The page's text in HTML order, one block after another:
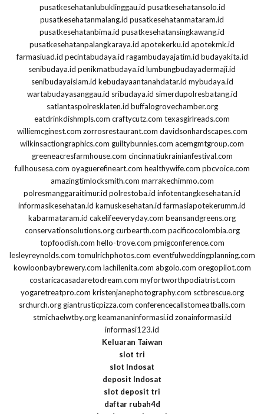
pusatkesehatanlubuklinggau.id pusatkesehatansolo.id
pusatkesehatanmalang.id pusatkesehatanmataram.id
pusatkesehatanbima.id pusatkesehatansingkawang.id
pusatkesehatanpalangkaraya.id apotekerku.id apotekmk.id
farmasiuad.id pecintabudaya.id ragambudayajatim.id budayakita.id
senibudaya.id penikmatbudaya.id lumbungbudayadermaji.id
senibudayaislam.id kebudayaantanahdatar.id mybudaya.id
wartabudayasanggau.id sribudaya.id simerdupolresbatang.id
satlantaspolresklaten.id buffalogrovechamber.org
eatdrinkdishmpls.com craftycutz.com texasgirlreads.com
williemcginest.com zorrosrestaurant.com davidsonhardscapes.com
wilkinsactiongraphics.com guiltybunnies.com acemgmtgroup.com
greeneacresfarmhouse.com cincinnatiukrainianfestival.com
fullhousesa.com oyaguerefineart.com healthywife.com pbcvoice.com
amazingtimlocksmith.com marrakechimmo.com
polresmanggaraitimur.id polrestoba.id infotentangkesehatan.id
informasikesehatan.id kamuskesehatan.id farmasiapotekerumm.id
kabarmataram.id cakelifeeveryday.com beansandgreens.org
conservationsolutions.org curbearth.com pacificocolombia.org
topfoodish.com hello-trove.com pmigconference.com
lesleyreynolds.com tomulrichphotos.com eventfulweddingplanning.com
kowloonbaybrewery.com lachilenita.com abgolo.com oregopilot.com
costaricacasadaretodream.com myfortworthpodiatrist.com
yogaretreatpro.com kristenjanephotography.com sctbrescue.org
srchurch.org giantrusticpizza.com conferencecallstomeatballs.com
stmichaelwtby.org keamananinformasi.id zonainformasi.id
informasi123.id
Keluaran Taiwan
slot tri
slot Indosat
deposit Indosat
slot deposit tri
daftar rubah4d